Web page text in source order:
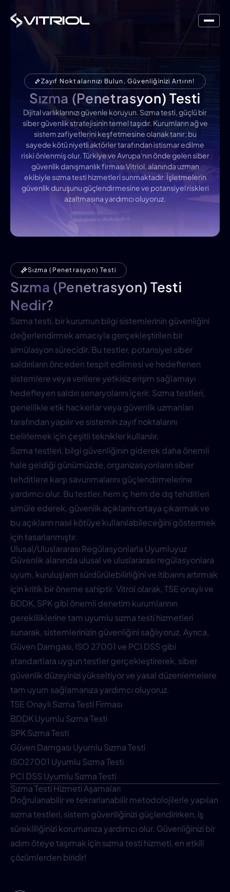
Zayıf Noktalarınızı Bulun, Güvenliğinizi Artırın!
Sızma (Penetrasyon) Testi
Dijital varlıklarınızı güvenle koruyun. Sızma testi, güçlü bir
siber güvenlik stratejisinin temel taşıdır. Kurumların ağ ve
sistem zafiyetlerini keşfetmesine olanak tanır; bu
sayede kötü niyetli aktörler tarafından istismar edilme
riski önlenmiş olur. Türkiye ve Avrupa'nın önde gelen siber
güvenlik danışmanlık firması Vitriol, alanında uzman
ekibiyle sızma testi hizmetleri sunmaktadır. İşletmelerin
güvenlik duruşunu güçlendirmesine ve potansiyel riskleri
azaltmasına yardımcı oluyoruz.
Sızma (Penetrasyon) Testi
Sızma (Penetrasyon) Testi
Nedir?
Sızma testi, bir kurumun bilgi sistemlerinin güvenliğini
değerlendirmek amacıyla gerçekleştirilen bir
simülasyon sürecidir. Bu testler, potansiyel siber
saldırıların önceden tespit edilmesi ve hedeflenen
sistemlere veya verilere yetkisiz erişim sağlamayı
hedefleyen saldırı senaryolarını içerir. Sızma testleri,
genellikle etik hackerlar veya güvenlik uzmanları
tarafından yapılır ve sistemin zayıf noktalarını
belirlemek için çeşitli teknikler kullanılır.
Sızma testleri, bilgi güvenliğinin giderek daha önemli
hale geldiği günümüzde, organizasyonların siber
tehditlere karşı savunmalarını güçlendirmelerine
yardımcı olur. Bu testler, hem iç hem de dış tehditleri
simüle ederek, güvenlik açıklarını ortaya çıkarmak ve
bu açıkların nasıl kötüye kullanılabileceğini göstermek
için tasarlanmıştır.
Ulusal/Uluslararası Regülasyonlarla Uyumluyuz
Güvenlik alanında ulusal ve uluslararası regülasyonlara
uyum, kuruluşların sürdürülebilirliğini ve itibarını artırmak
için kritik bir öneme sahiptir. Vitrol olarak, TSE onaylı ve
BDDK, SPK gibi önemli denetim kurumlarının
gerekliliklerine tam uyumlu sızma testi hizmetleri
sunarak, sistemlerinizin güvenliğini sağlıyoruz. Ayrıca,
Güven Damgası, ISO 27001 ve PCI DSS gibi
standartlara uygun testler gerçekleştirerek, siber
güvenlik düzeyinizi yükseltiyor ve yasal düzenlemelere
tam uyum sağlamanıza yardımcı oluyoruz.
TSE Onaylı Sızma Testi Firması
BDDK Uyumlu Sızma Testi
SPK Sızma Testi
Güven Damgası Uyumlu Sızma Testi
ISO27001 Uyumlu Sızma Testi
PCI DSS Uyumlu Sızma Testi
Sızma Testi Hizmeti Aşamaları
Doğrulanabilir ve tekrarlanabilir metodolojilerle yapılan
sızma testleri, sistem güvenliğinizi güçlendirirken, iş
sürekliliğinizi korumanıza yardımcı olur. Güvenliğinizi bir
adım öteye taşımak için sızma testi hizmeti, en etkili
çözümlerden biridir!